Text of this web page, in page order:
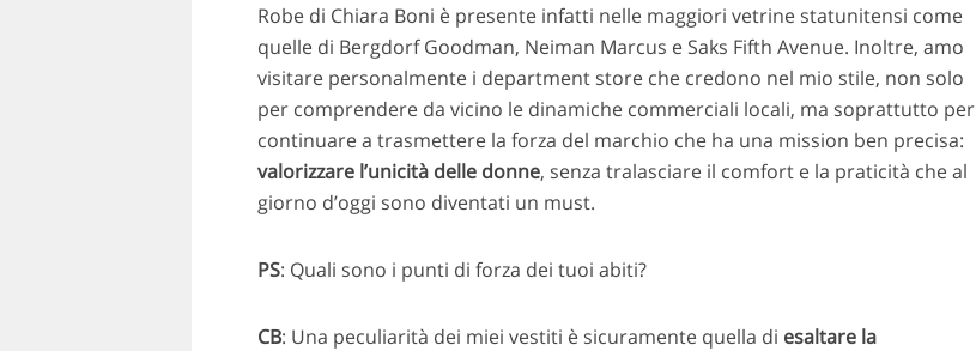
Robe di Chiara Boni è presente infatti nelle maggiori vetrine statunitensi come
quelle di Bergdorf Goodman, Neiman Marcus e Saks Fifth Avenue. Inoltre, amo
visitare personalmente i department store che credono nel mio stile, non solo
per comprendere da vicino le dinamiche commerciali locali, ma soprattutto per
continuare a trasmettere la forza del marchio che ha una mission ben precisa:
valorizzare l’unicità delle donne, senza tralasciare il comfort e la praticità che al
giorno d’oggi sono diventati un must.
PS: Quali sono i punti di forza dei tuoi abiti?
CB: Una peculiarità dei miei vestiti è sicuramente quella di esaltare la